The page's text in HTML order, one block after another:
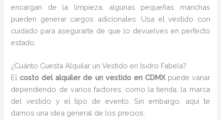
encargan de la limpieza, algunas pequeñas manchas
pueden generar cargos adicionales. Usa el vestido con
cuidado para asegurarte de que lo devuelves en perfecto
estado.
¿Cuánto Cuesta Alquilar un Vestido en Isidro Fabela?
Elcosto del alquiler de un vestido en CDMXpuede variar
dependiendo de varios factores, como la tienda, la marca
del vestido y el tipo de evento. Sin embargo, aquí te
damos una idea general de los precios: